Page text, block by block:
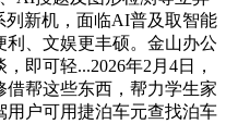
列新机，面临AI普及取智能
、文娱更丰硕。金山办公
即可轻...2026年2月4日，
帮这些东西，帮力学生家
户可用捷泊车元查找泊车